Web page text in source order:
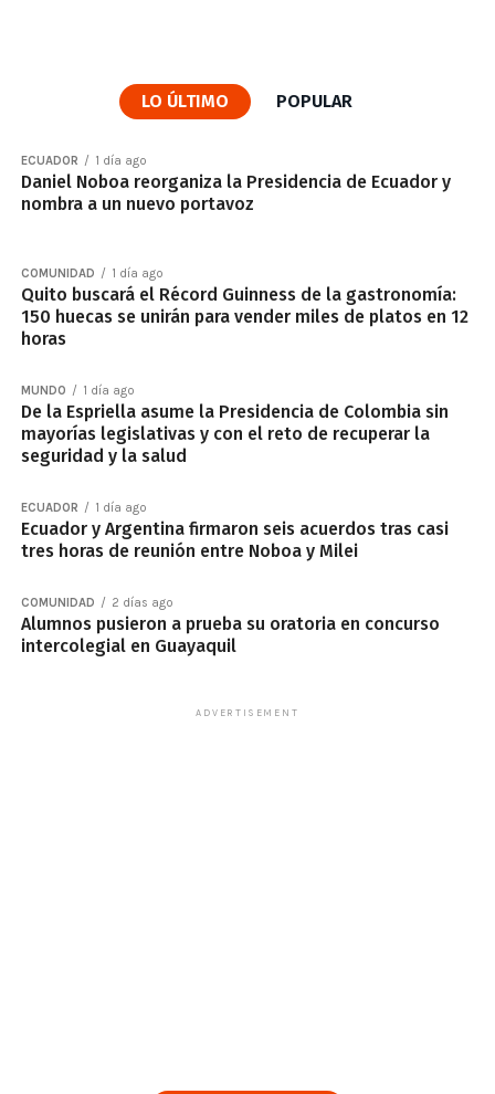
LO ÚLTIMO POPULAR
ECUADOR 1 día ago
Daniel Noboa reorganiza la Presidencia de Ecuador y
nombra a un nuevo portavoz
COMUNIDAD 1 día ago
Quito buscará el Récord Guinness de la gastronomía:
150 huecas se unirán para vender miles de platos en 12
horas
MUNDO 1 día ago
De la Espriella asume la Presidencia de Colombia sin
mayorías legislativas y con el reto de recuperar la
seguridad y la salud
ECUADOR 1 día ago
Ecuador y Argentina firmaron seis acuerdos tras casi
tres horas de reunión entre Noboa y Milei
COMUNIDAD 2 días ago
Alumnos pusieron a prueba su oratoria en concurso
intercolegial en Guayaquil
ADVERTISEMENT